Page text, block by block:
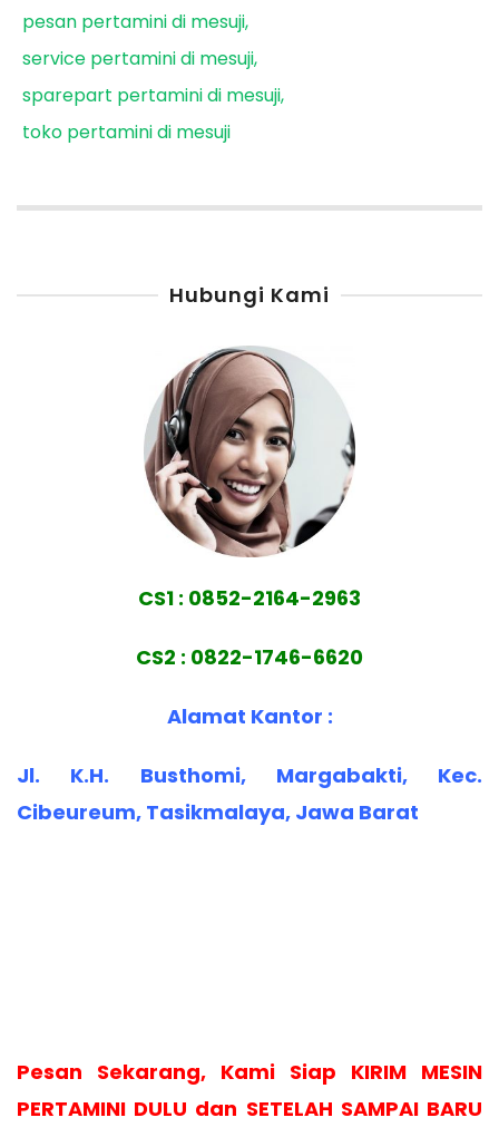
pesan pertamini di mesuji
service pertamini di mesuji
sparepart pertamini di mesuji
toko pertamini di mesuji
Hubungi Kami
CS1 : 0852-2164-2963
CS2 : 0822-1746-6620
Alamat Kantor :
Jl. K.H. Busthomi, Margabakti, Kec.
Cibeureum, Tasikmalaya, Jawa Barat
Pesan Sekarang, Kami Siap KIRIM MESIN
PERTAMINI DULU dan SETELAH SAMPAI BARU